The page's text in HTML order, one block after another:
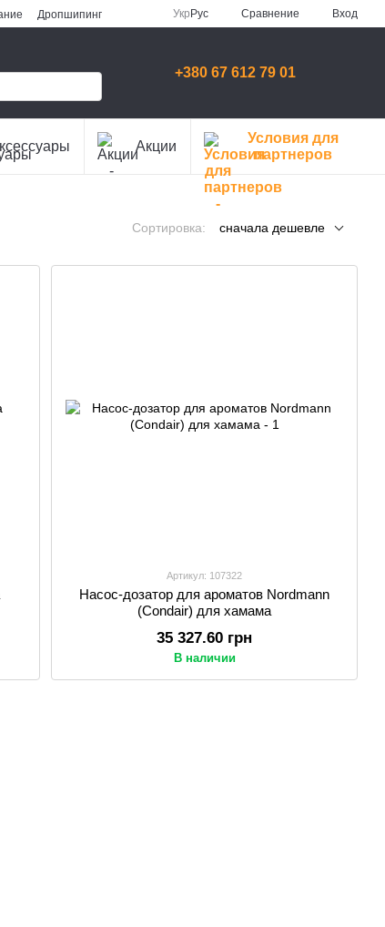
Дропшипинг
Укр Рус Сравнение Вход
+380 67 612 79 01
Акции
Условия для
партнеров
Сортировка: сначала дешевле
Артикул: 107322
Насос-дозатор для ароматов Nordmann
(Condair) для хамама
35 327.60 грн
В наличии